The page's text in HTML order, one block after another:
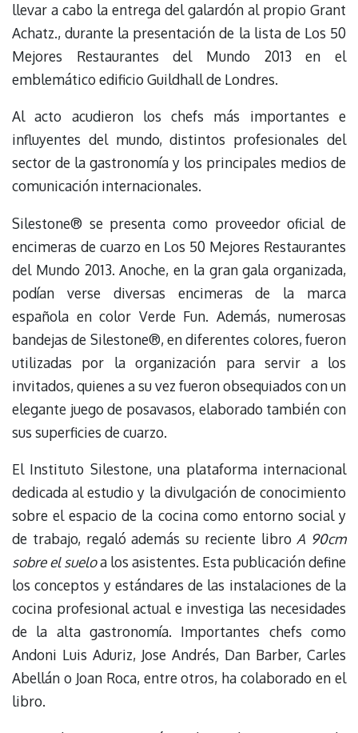
llevar a cabo la entrega del galardón al propio Grant
Achatz., durante la presentación de la lista de Los 50
Mejores Restaurantes del Mundo 2013 en el
emblemático edificio Guildhallde Londres.
Al acto acudieron los chefs más importantes e
influyentes del mundo, distintos profesionales del
sector de la gastronomía y los principales medios de
comunicación internacionales.
Silestone® se presenta como proveedor oficial de
encimeras de cuarzo en Los 50 Mejores Restaurantes
del Mundo 2013. Anoche, en la gran gala organizada,
podían verse diversas encimeras de la marca
española en color Verde Fun. Además, numerosas
bandejas de Silestone®, en diferentes colores, fueron
utilizadas por la organización para servir a los
invitados, quienes a su vez fueron obsequiados con un
elegante juego de posavasos, elaborado también con
sus superficies de cuarzo.
El Instituto Silestone, una plataforma internacional
dedicada al estudio y la divulgación de conocimiento
sobre el espacio de la cocina como entorno social y
de trabajo, regaló además su reciente libro A 90cm
sobre el sueloa los asistentes. Esta publicación define
los conceptos y estándares de las instalaciones de la
cocina profesional actual e investiga las necesidades
de la alta gastronomía. Importantes chefs como
Andoni Luis Aduriz, Jose Andrés, Dan Barber, Carles
Abellán o Joan Roca, entre otros, ha colaborado en el
libro.